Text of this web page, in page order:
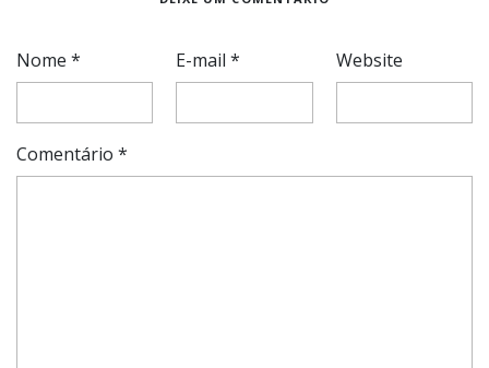
Nome * E-mail* Website
Comentário *